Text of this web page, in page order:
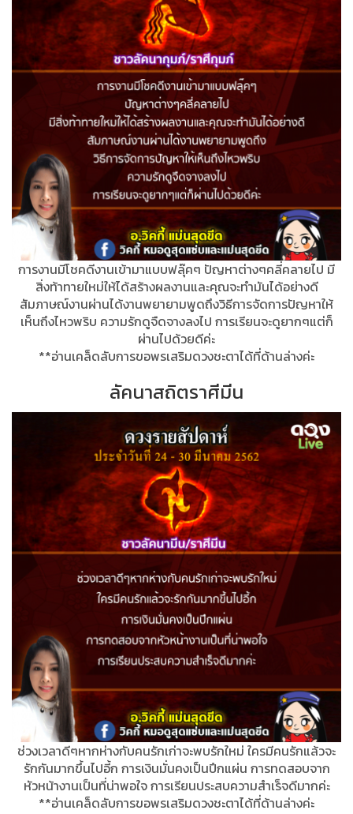
การงานมีโชคดีงานเข้ามาแบบฟลุ๊คๆ ปัญหาต่างๆคลี่คลายไป มี
สิ่งท้าทายใหม่ให้ได้สร้างผลงานและคุณจะทำมันได้อย่างดี
สัมภาษณ์งานผ่านได้งานพยายามพูดถึงวิธีการจัดการปัญหาให้
เห็นถึงไหวพริบ ความรักดูจืดจางลงไป การเรียนจะดูยากๆแต่ก็
ผ่านไปด้วยดีค่ะ
**อ่านเคล็ดลับการขอพรเสริมดวงชะตาได้ที่ด้านล่างค่ะ
ลัคนาสถิตราศีมีน
ช่วงเวลาดีๆหากห่างกับคนรักเก่าจะพบรักใหม่ ใครมีคนรักแล้วจะ
รักกันมากขึ้นไปอี้ก การเงินมั่นคงเป็นปึกแผ่น การทดสอบจาก
หัวหน้างานเป็นที่น่าพอใจ การเรียนประสบความสำเร็จดีมากค่ะ
**อ่านเคล็ดลับการขอพรเสริมดวงชะตาได้ที่ด้านล่างค่ะ